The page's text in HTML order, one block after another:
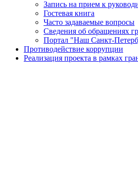
Запись на прием к
Гостевая книга
Часто задаваемые вопросы
Сведения об обращениях
Портал "Наш Санкт-
Противодействие коррупции
Реализация проекта в рамках